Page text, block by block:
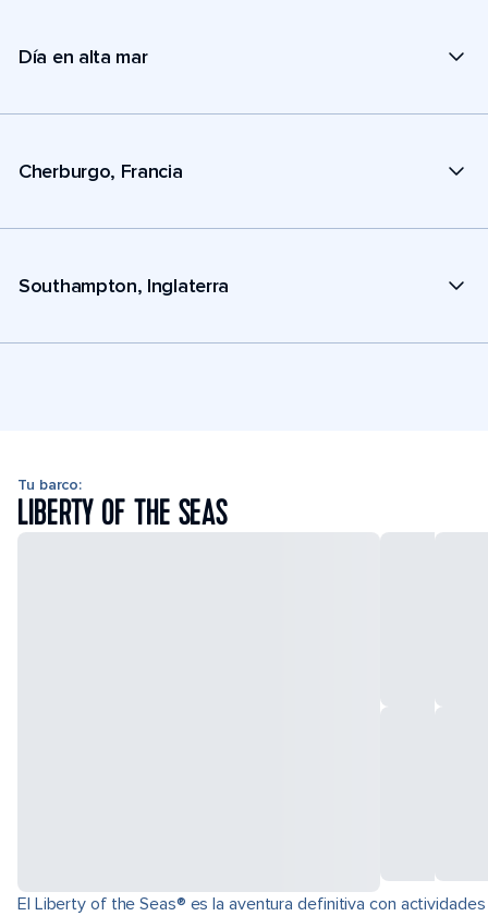
Día en alta mar
Cherburgo, Francia
Southampton, Inglaterra
Tu barco:
LIBERTY OF THE SEAS
El Liberty of the Seas® es la aventura definitiva con actividades